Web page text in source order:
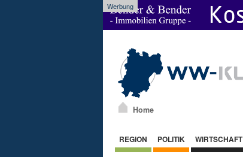
Werbung
Home
REGION POLITIK WIRTSCHAFT